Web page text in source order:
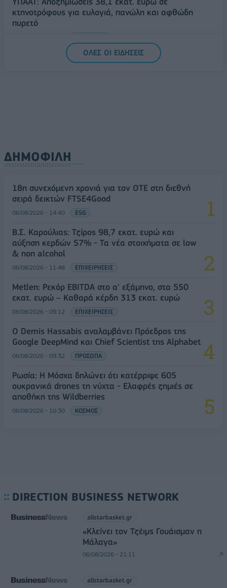
κτηνοτρόφους για ευλογιά, πανώλη και αφθώδη
πυρετό
ΟΛΕΣ ΟΙ ΕΙΔΗΣΕΙΣ
ΔΗΜΟΦΙΛΗ
18η συνεχόμενη χρονιά για τον ΟΤΕ στη διεθνή
σειρά δεικτών FTSE4Good
06/08/2026 - 14:40 ESG
Β.Σ. Καρούλιας: Τζίρος 98,7 εκατ. ευρώ και
αύξηση κερδών 57% - Τα νέα στοιχήματα σε low
& non alcohol
06/08/2026 - 11:48 ΕΠΙΧΕΙΡΗΣΕΙΣ
Metlen: Ρεκόρ EBITDA στο α' εξάμηνο, στα 550
εκατ. ευρώ – Καθαρά κέρδη 313 εκατ. ευρώ
06/08/2026 - 09:12 ΕΠΙΧΕΙΡΗΣΕΙΣ
Ο Demis Hassabis αναλαμβάνει Πρόεδρος της
Google DeepMind και Chief Scientist της Alphabet
06/08/2026 - 09:32 ΠΡΟΣΩΠΑ
Ρωσία: Η Μόσχα δηλώνει ότι κατέρριψε 605
ουκρανικά drones τη νύχτα - Ελαφρές ζημιές σε
αποθήκη της Wildberries
06/08/2026 - 10:30 ΚΟΣΜΟΣ
DIRECTION BUSINESS NETWORK
allstarbasket.gr
«Κλείνει τον Τζέιμς Γουάισμαν η
Μάλαγα»
06/08/2026 - 21:11
allstarbasket.gr